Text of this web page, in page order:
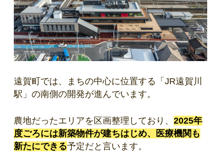
遠賀町では、まちの中心に位置する「JR遠賀川
駅」の南側の開発が進んでいます。
農地だったエリアを区画整理しており、 2025年
度ごろには新築物件が建ちはじめ、医療機関も
新たにできる予定だと言います。